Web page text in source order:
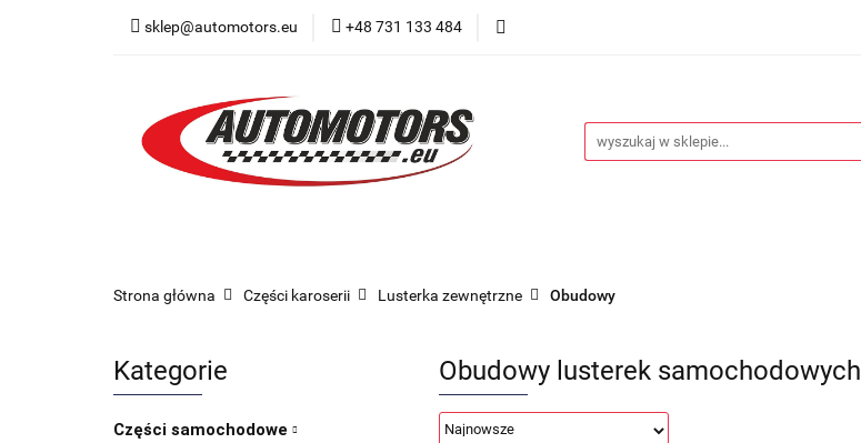
sklep@automotors.eu +48 731 133 484
Części samochodowe
Car audio Nowości
Strona główna Części karoserii Lusterka zewnętrzne Obudowy
Kategorie
Części samochodowe
Obudowy lusterek samochodowych